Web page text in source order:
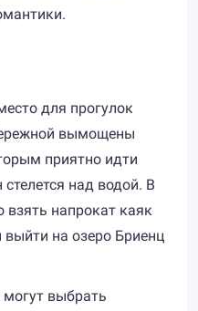
для прогулок
вымощены
приятно идти
над водой. В
напрокат каяк
на озеро Бриенц
выбрать